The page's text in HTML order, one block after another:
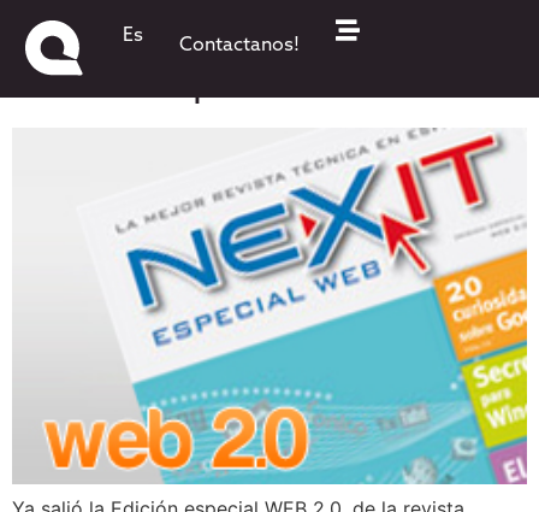
Es Contactanos!
Última edición de NEX IT:
Edición Especial Web 2.0.